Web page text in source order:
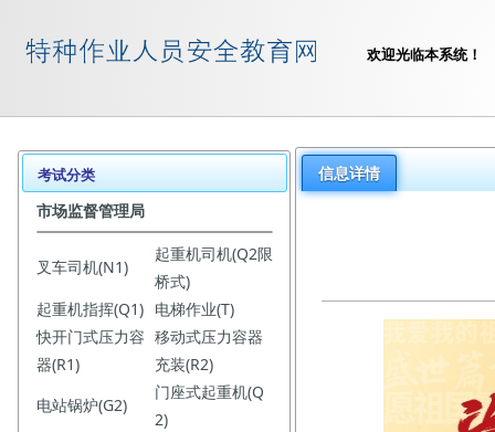
欢迎光临本系统！
考试分类
市场监督管理局
叉车司机(N1)
起重机司机(Q2限
桥式)
起重机指挥(Q1)
电梯作业(T)
快开门式压力容
器(R1)
移动式压力容器
充装(R2)
电站锅炉(G2)
门座式起重机(Q
2)
信息详情